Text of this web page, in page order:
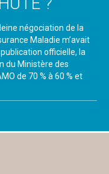
négociation de la
Maladie m’avait
officielle, la
du Ministère des
de 70 % à 60 % et